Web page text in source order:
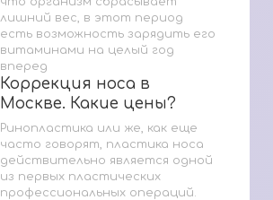
лишний вес, в этот период
есть возможность зарядить его
витаминами на целый год
вперед
Коррекция носа в
Москве. Какие цены?
Коррекция носа в
Москве. Какие цены?
Ринопластика или же, как еще
часто говорят, пластика носа
действительно является одной
из первых пластических
профессиональных операций.